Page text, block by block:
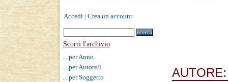
Accedi Crea un account
Scorri l'archivio
... per Anno
... per Autore/i
... per Soggetto